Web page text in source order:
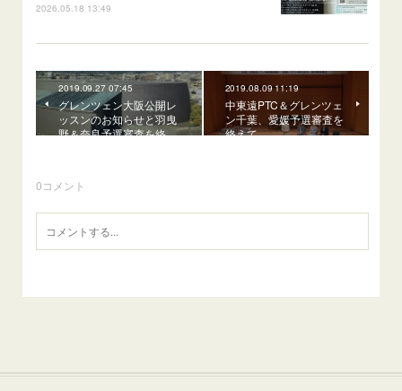
2026.05.18 13:49
2019.09.27 07:45
グレンツェン大阪公開レ
ッスンのお知らせと羽曳
野＆奈良予選審査を終…
2019.08.09 11:19
中東遠PTC＆グレンツェ
ン千葉、愛媛予選審査を
終えて
0コメント